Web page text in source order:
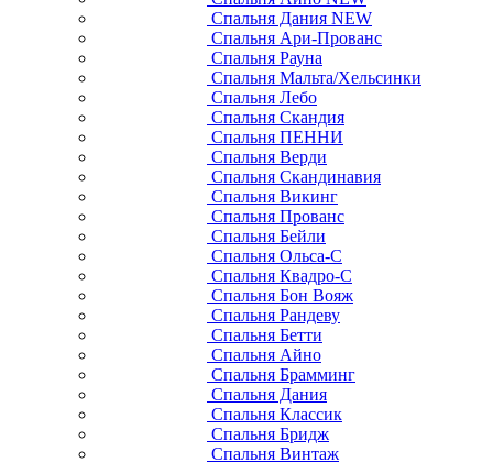
Спальня Дания NEW
Спальня Ари-Прованс
Спальня Рауна
Спальня Мальта/Хельсинки
Спальня Лебо
Спальня Скандия
Спальня ПЕННИ
Спальня Верди
Спальня Скандинавия
Спальня Викинг
Спальня Прованс
Спальня Бейли
Спальня Ольса-С
Спальня Квадро-С
Спальня Бон Вояж
Спальня Рандеву
Спальня Бетти
Спальня Айно
Спальня Брамминг
Спальня Дания
Спальня Классик
Спальня Бридж
Спальня Винтаж